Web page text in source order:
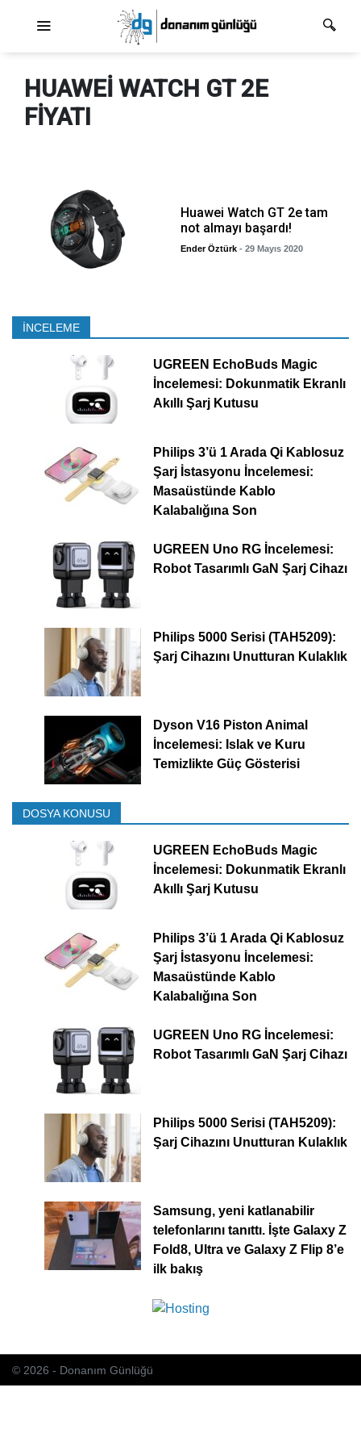
HUAWEI WATCH GT 2E
FIYATI
Huawei Watch GT 2e tam
not almayı başardı!
Ender Öztürk - 29 Mayıs 2020
İNCELEME
UGREEN EchoBuds Magic
İncelemesi: Dokunmatik Ekranlı
Akıllı Şarj Kutusu
Philips 3’ü 1 Arada Qi Kablosuz
Şarj İstasyonu İncelemesi:
Masaüstünde Kablo
Kalabalığına Son
UGREEN Uno RG İncelemesi:
Robot Tasarımlı GaN Şarj Cihazı
Philips 5000 Serisi (TAH5209):
Şarj Cihazını Unutturan Kulaklık
Dyson V16 Piston Animal
İncelemesi: Islak ve Kuru
Temizlikte Güç Gösterisi
DOSYA KONUSU
UGREEN EchoBuds Magic
İncelemesi: Dokunmatik Ekranlı
Akıllı Şarj Kutusu
Philips 3’ü 1 Arada Qi Kablosuz
Şarj İstasyonu İncelemesi:
Masaüstünde Kablo
Kalabalığına Son
UGREEN Uno RG İncelemesi:
Robot Tasarımlı GaN Şarj Cihazı
Philips 5000 Serisi (TAH5209):
Şarj Cihazını Unutturan Kulaklık
Samsung, yeni katlanabilir
telefonlarını tanıttı. İşte Galaxy Z
Fold8, Ultra ve Galaxy Z Flip 8’e
ilk bakış
© 2026 - Donanım Günlüğü